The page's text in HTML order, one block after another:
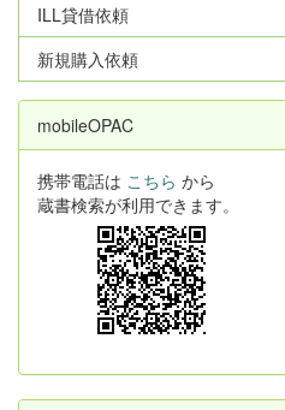
ILL貸借依頼
新規購入依頼
mobileOPAC
携帯電話は こちら から
蔵書検索が利用できます。